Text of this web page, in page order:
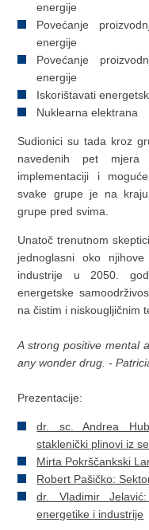
energije
Povećanje
energije
Povećanje
energije
Iskorištavati
Nuklearna elektrana
Sudionici su tada kroz
navedenih pet
implementaciji i
svake grupe je na
grupe pred svima.
Unatoč trenutnom
jednoglasni oko
industrije u 2050.
energetske
na čistim i niskougljičnim
A strong positive mental
any wonder drug. -
Prezentacije:
dr. sc. Andrea
staklenički plinovi iz
Mirta Pokrščankski
Robert Pašičko:
dr. Vladimir
energetike i industrije